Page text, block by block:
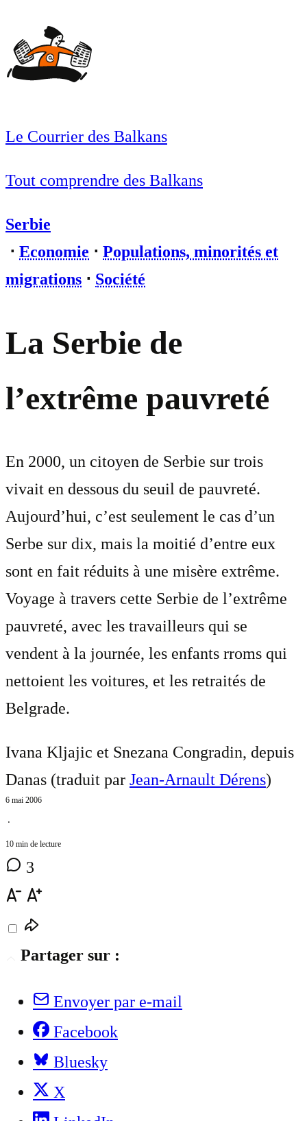
Le Courrier des Balkans
Tout comprendre des Balkans
Serbie
⋅ Economie ⋅ Populations, minorités et
migrations ⋅ Société
La Serbie de
l’extrême pauvreté
En 2000, un citoyen de Serbie sur trois
vivait en dessous du seuil de pauvreté.
Aujourd’hui, c’est seulement le cas d’un
Serbe sur dix, mais la moitié d’entre eux
sont en fait réduits à une misère extrême.
Voyage à travers cette Serbie de l’extrême
pauvreté, avec les travailleurs qui se
vendent à la journée, les enfants rroms qui
nettoient les voitures, et les retraités de
Belgrade.
Ivana Kljajic et Snezana Congradin, depuis
Danas (traduit par Jean-Arnault Dérens)
6 mai 2006
⋅
10 min de lecture
3
Partager sur :
Envoyer par e-mail
Facebook
Bluesky
X